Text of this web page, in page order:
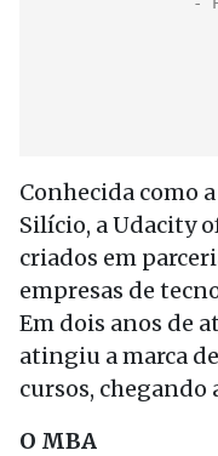
Conhecida como
Silício, a Udacity
criados em
empresas de
Em dois anos de
atingiu a marca
cursos, chegando
O MBA